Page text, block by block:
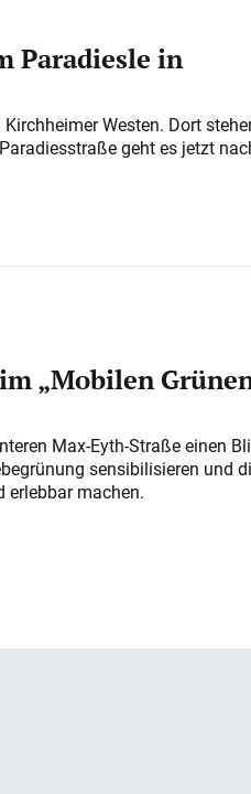
Paradiesle in
Westen. Dort
geht es jetzt
„Mobilen
Max-Eyth-Straße einen
sensibilisieren und
erlebbar machen.